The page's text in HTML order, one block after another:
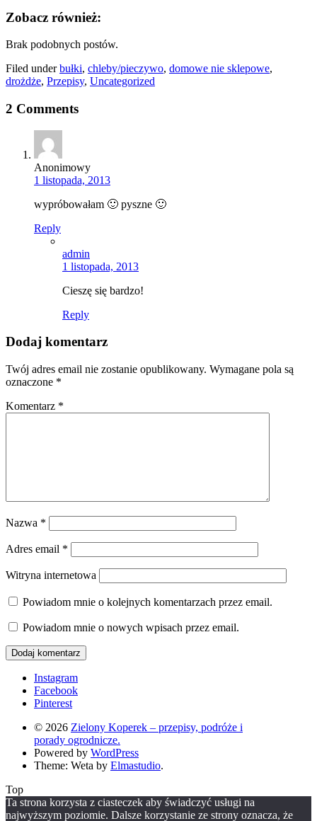
Zobacz również:
Brak podobnych postów.
Filed underbułki, chleby/pieczywo, domowe nie sklepowe,
drożdże, Przepisy, Uncategorized
2 Comments
Anonimowy
1 listopada, 2013
wypróbowałam 🙂 pyszne 🙂
Reply
admin
1 listopada, 2013
Cieszę się bardzo!
Reply
Dodaj komentarz
Twój adres email nie zostanie opublikowany. Wymagane pola są
oznaczone *
Komentarz *
Nazwa *
Adres email *
Witryna internetowa
Powiadom mnie o kolejnych komentarzach przez email.
Powiadom mnie o nowych wpisach przez email.
Instagram
Facebook
Pinterest
© 2026 Zielony Koperek – przepisy, podróże i
porady ogrodnicze.
Powered by WordPress
Theme: Weta by Elmastudio.
Top
Ta strona korzysta z ciasteczek aby świadczyć usługi na
najwyższym poziomie. Dalsze korzystanie ze strony oznacza, że